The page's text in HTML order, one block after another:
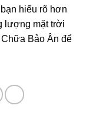
hiểu rõ hơn
lượng mặt trời
Bảo Ân để